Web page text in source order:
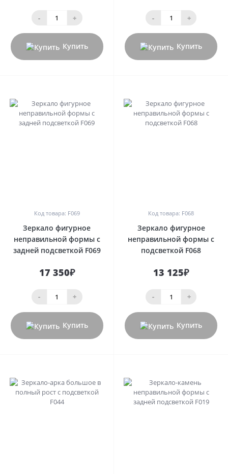
- +
Купить
- +
Купить
Код товара: F069
Зеркало фигурное
неправильной формы с
задней подсветкой F069
17 350₽
- +
Купить
Код товара: F068
Зеркало фигурное
неправильной формы с
подсветкой F068
13 125₽
- +
Купить